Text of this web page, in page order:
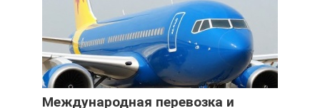
Международная перевозка и